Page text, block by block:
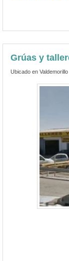
Grúas y
Ubicado en Valdemorillo